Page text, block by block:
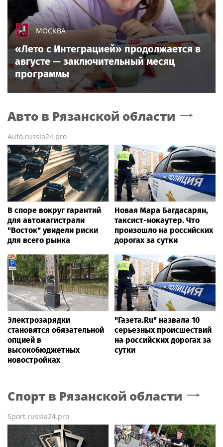
МОСКВА
«Лето с Интеграцией» продолжается в
августе — заключительный месяц
программы
Авто в Рязанской области
Auto.russia24.pro
В споре вокруг гарантий
для автомагистрали
"Восток" увидели риски
для всего рынка
Новая Мара Багдасарян,
таксист-нокаутер. Что
произошло на российских
дорогах за сутки
Электрозарядки
становятся обязательной
опцией в
высокобюджетных
новостройках
"Газета.Ru" назвала 10
серьезных происшествий
на российских дорогах за
сутки
Спорт в Рязанской области
Sport.russia24.pro